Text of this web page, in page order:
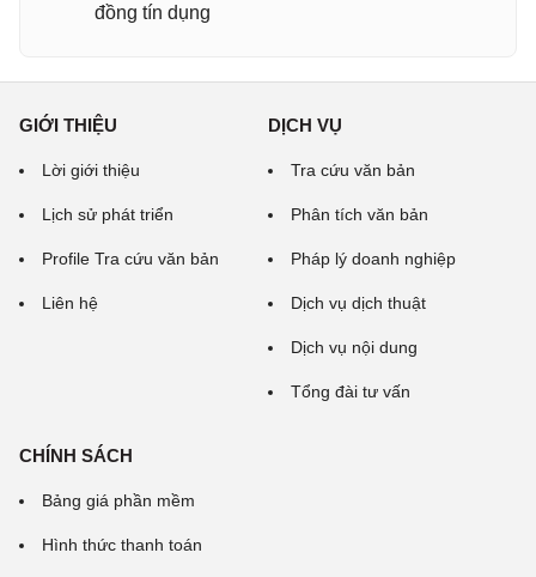
đồng tín dụng
GIỚI THIỆU
Lời giới thiệu
Lịch sử phát triển
Profile Tra cứu văn bản
Liên hệ
DỊCH VỤ
Tra cứu văn bản
Phân tích văn bản
Pháp lý doanh nghiệp
Dịch vụ dịch thuật
Dịch vụ nội dung
Tổng đài tư vấn
CHÍNH SÁCH
Bảng giá phần mềm
Hình thức thanh toán